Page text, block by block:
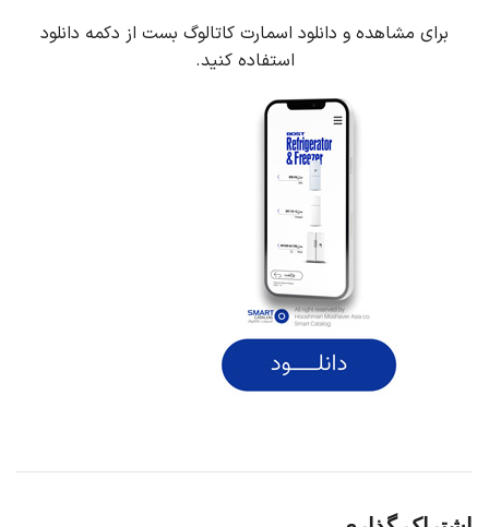
برای مشاهده و دانلود اسمارت کاتالوگ بست از دکمه دانلود
استفاده کنید.